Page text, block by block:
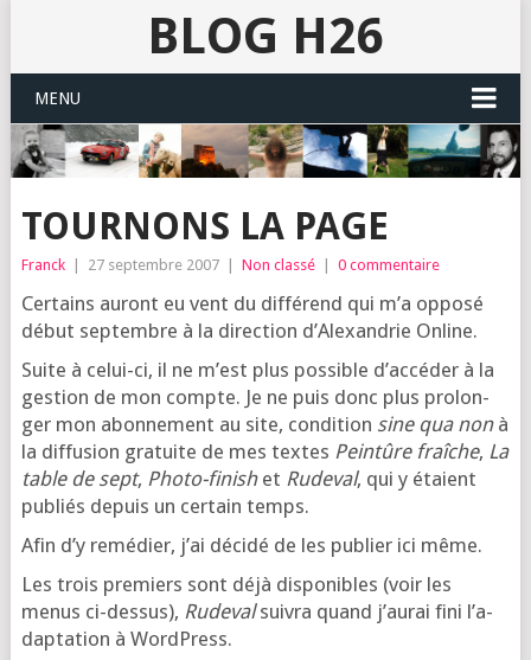
BLOG H26
MENU
TOURNONS LA PAGE
Franck 27 septembre 2007 Non classé 0 commentaire
Cer­tains auront eu vent du dif­fé­rend qui m’a oppo­sé
début sep­tembre à la direc­tion d’A­lexan­drie Online.
Suite à celui-ci, il ne m’est plus pos­sible d’ac­cé­der à la
ges­tion de mon compte. Je ne puis donc plus pro­lon­
ger mon abon­ne­ment au site, condi­tion sine qua nonà
la dif­fu­sion gra­tuite de mes textes Pein­tûre fraîche, La
table de sept, Pho­to-finishet Rude­val, qui y étaient
publiés depuis un cer­tain temps.
Afin d’y remé­dier, j’ai déci­dé de les publier ici même.
Les trois pre­miers sont déjà dis­po­nibles (voir les
menus ci-des­sus), Rude­valsui­vra quand j’au­rai fini l’a­
dap­ta­tion à WordPress.